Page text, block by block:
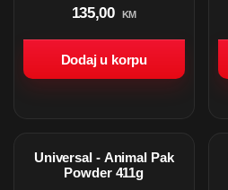
135,00 KM
Dodaj u korpu
Universal - Animal Pak
Powder 411g